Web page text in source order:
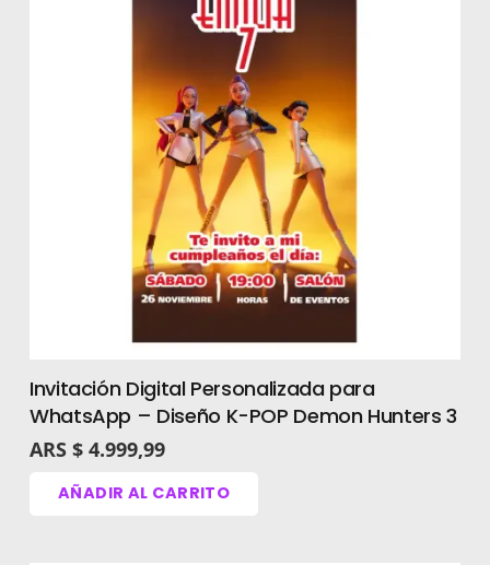
Guía de Edición:Instrucciones
para que cambies los textos
fácilmente.
Acceso a Software:Link de
descarga para la versión de
prueba de CorelDRAW.
Cómo personalizar tu
invitación paso a
paso
Editar estatarjeta virtual Sarah Kay
Invitación Digital Personalizada para
WhatsApp – Diseño K-POP Demon Hunters 3
ARS $ 4.999,99
AÑADIR AL CARRITO